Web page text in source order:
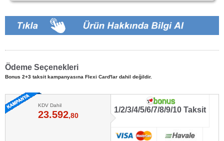
Ödeme Seçenekleri
Bonus 2+3 taksit kampanyasına Flexi Card'lar dahil değildir.
KDV Dahil
23.592,80
1/2/3/4/5/6/7/8/9/10 Taksit